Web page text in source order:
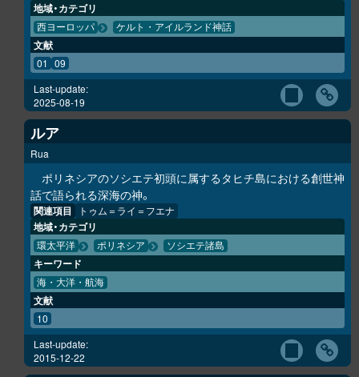
地域・カテゴリ
西ヨーロッパ ケルト・アイルランド神話
文献
01 09
Last-update:
2025-08-19
ルア
Rua
ポリネシアのソシエテ初頭に属するタヒチ島における創世神
話で語られる深海の神。
関連項目 トゥム＝ライ＝フエナ
地域・カテゴリ
環太平洋 ポリネシア ソシエテ諸島
キーワード
海・大洋・航海
文献
10
Last-update:
2015-12-22